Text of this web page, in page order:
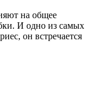
на общее
И одно из самых
он встречается